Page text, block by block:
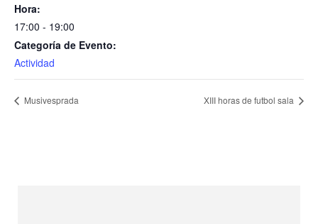
Hora:
17:00 - 19:00
Categoría de Evento:
Actividad
Musivesprada XIII horas de futbol sala